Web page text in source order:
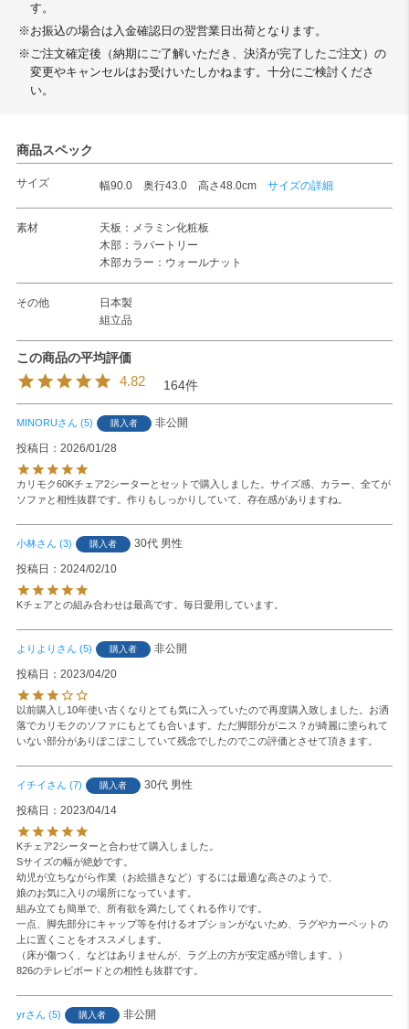
す。
※お振込の場合は入金確認日の翌営業日出荷となります。
※ご注文確定後（納期にご了解いただき、決済が完了したご注文）の
変更やキャンセルはお受けいたしかねます。十分にご検討くださ
い。
商品スペック
サイズ 幅90.0 奥行43.0 高さ48.0cm サイズの詳細
素材
天板：メラミン化粧板
木部：ラバートリー
木部カラー：ウォールナット
その他
日本製
組立品
4.82 164
MINORU 5 購入者
非公開
投稿日
2026/01/28
カリモク60Kチェア2シーターとセットで購入しました。サイズ感、カラー、全てが
ソファと相性抜群です。作りもしっかりしていて、存在感がありますね。
小林 3 購入者 30代 男性
投稿日
2024/02/10
Kチェアとの組み合わせは最高です。毎日愛用しています。
よりより 5 購入者
非公開
投稿日
2023/04/20
以前購入し10年使い古くなりとても気に入っていたので再度購入致しました。お洒
落でカリモクのソファにもとても合います。ただ脚部分がニス？が綺麗に塗られて
いない部分がありぽこぽこしていて残念でしたのでこの評価とさせて頂きます。
イチイ 7 購入者 30代 男性
投稿日
2023/04/14
Kチェア2シーターと合わせて購入しました。
Sサイズの幅が絶妙です。
幼児が立ちながら作業（お絵描きなど）するには最適な高さのようで、
娘のお気に入りの場所になっています。
組み立ても簡単で、所有欲を満たしてくれる作りです。
一点、脚先部分にキャップ等を付けるオプションがないため、ラグやカーペットの
上に置くことをオススメします。
（床が傷つく、などはありませんが、ラグ上の方が安定感が増します。）
826のテレビボードとの相性も抜群です。
yr 5 購入者
非公開